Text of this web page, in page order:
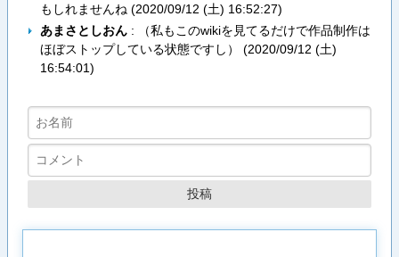
もしれませんね (2020/09/12 (土) 16:52:27)
あまさとしおん: （私もこのwikiを見てるだけで作品制作は
ほぼストップしている状態ですし） (2020/09/12 (土)
16:54:01)